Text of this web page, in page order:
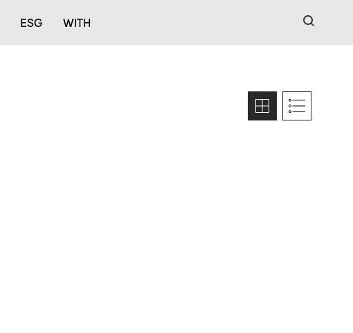
ESG WITH 검색